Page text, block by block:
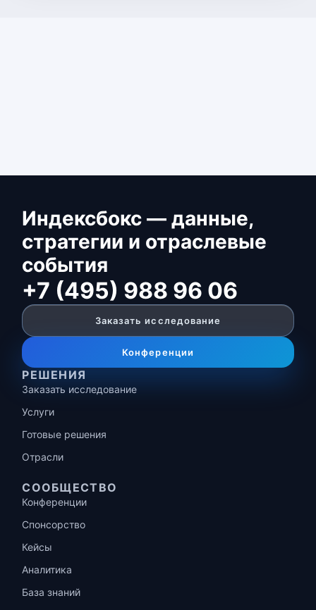
Индексбокс — данные,
стратегии и отраслевые
события
+7 (495) 988 96 06
Заказать исследование
Конференции
РЕШЕНИЯ
Заказать исследование
Услуги
Готовые решения
Отрасли
СООБЩЕСТВО
Конференции
Спонсорство
Кейсы
Аналитика
База знаний